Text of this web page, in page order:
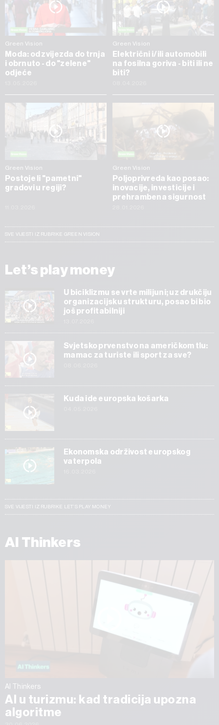
Green Vision
Moda: od zvijezda do trnja
i obrnuto - do "zelene"
odjeće
Green Vision
Električni i/ili automobili
na fosilna goriva - biti ili ne
biti?
Green Vision
Postoje li "pametni"
gradovi u regiji?
Green Vision
Poljoprivreda kao posao:
inovacije, investicije i
prehrambena sigurnost
SVE VIJESTI IZ RUBRIKE GREEN VISION
Let’s play money
U biciklizmu se vrte milijuni; uz drukčiju
organizacijsku strukturu, posao bi bio
još profitabilniji
Svjetsko prvenstvo na američkom tlu:
mamac za turiste ili sport za sve?
Kuda ide europska košarka
Ekonomska održivost europskog
vaterpola
SVE VIJESTI IZ RUBRIKE LET’S PLAY MONEY
AI Thinkers
AI Thinkers
AI u turizmu: kad tradicija upozna
algoritme